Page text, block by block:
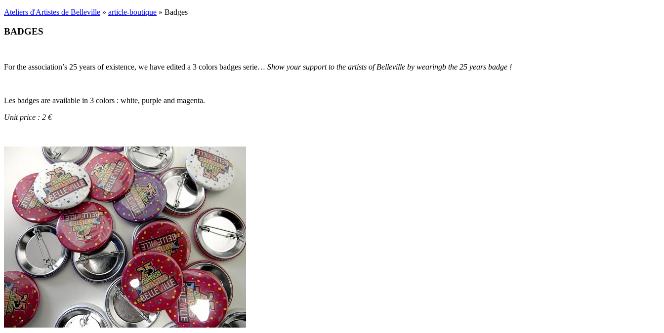
Ateliers d'Artistes de Belleville » article-boutique » Badges
BADGES
For the association’s 25 years of existence, we have edited a 3 colors badges serie… Show your support to the artists of Belleville by wearingb the 25 years badge !
Les badges are available in 3 colors : white, purple and magenta.
Unit price : 2 €